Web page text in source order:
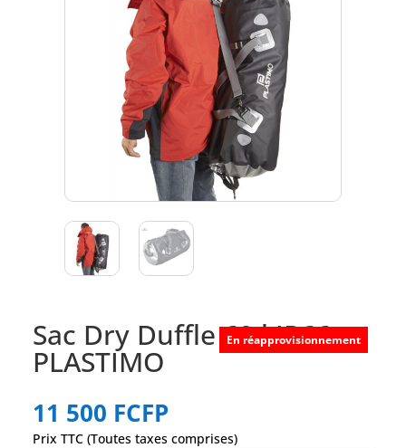
Sac Dry Duffle 60 l IP66 –
PLASTIMO
11 500 FCFP
En réapprovisionnement
Prix TTC (Toutes taxes comprises)